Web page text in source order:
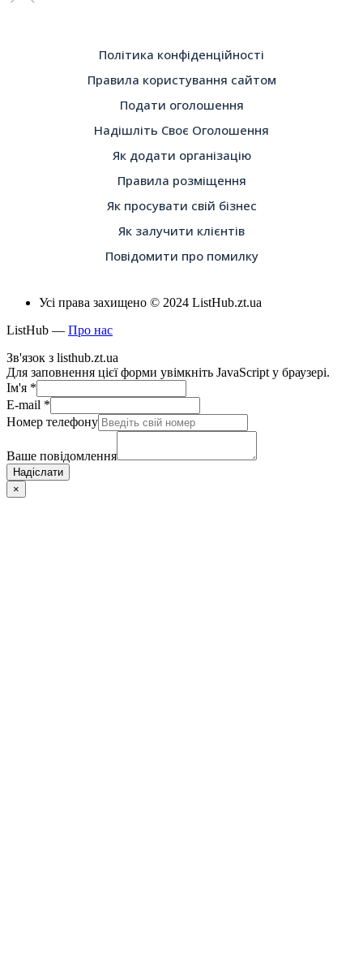
Політика конфіденційності
Правила користування сайтом
Подати оголошення
Надішліть Своє Оголошення
Як додати організацію
Правила розміщення
Як просувати свій бізнес
Як залучити клієнтів
Повідомити про помилку
Усі права захищено © 2024 ListHub.zt.ua
ListHub — Про нас
Зв'язок з listhub.zt.ua
Для заповнення цієї форми увімкніть JavaScript у браузері.
Ім'я *
E-mail *
Номер телефону
Ваше повідомлення
Надіслати
×